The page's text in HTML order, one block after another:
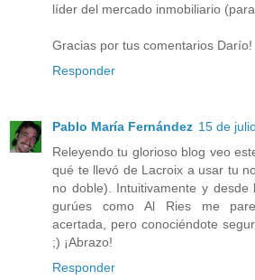
líder del mercado inmobiliario
Gracias por tus comentarios Darío!
Responder
Pablo María Fernández 15 de
Releyendo tu glorioso blog veo
qué te llevó de Lacroix a usar tu
no doble). Intuitivamente y
gurúes como Al Ries me
acertada, pero conociéndote
;) ¡Abrazo!
Responder